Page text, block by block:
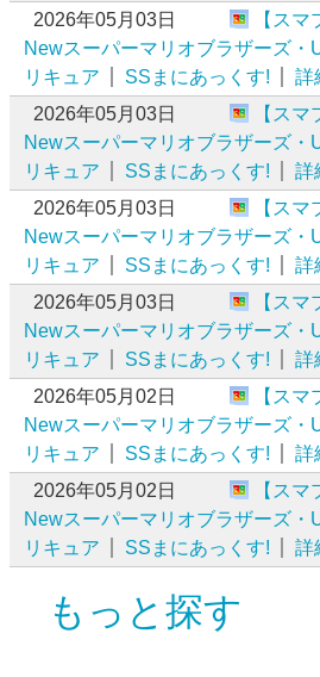
2026年05月03日
【ス
Newスーパーマリオブラザーズ・
リキュア
SSまにあっくす!
詳
2026年05月03日
【ス
Newスーパーマリオブラザーズ・
リキュア
SSまにあっくす!
詳
2026年05月03日
【ス
Newスーパーマリオブラザーズ・
リキュア
SSまにあっくす!
詳
2026年05月03日
【ス
Newスーパーマリオブラザーズ・
リキュア
SSまにあっくす!
詳
2026年05月02日
【ス
Newスーパーマリオブラザーズ・
リキュア
SSまにあっくす!
詳
2026年05月02日
【ス
Newスーパーマリオブラザーズ・
リキュア
SSまにあっくす! 詳
もっと探す